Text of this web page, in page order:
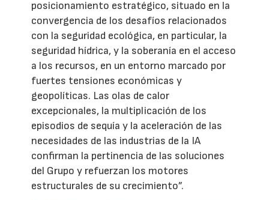
posicionamiento estratégico, situado en la
convergencia de los desafíos relacionados
con la seguridad ecológica, en particular, la
seguridad hídrica, y la soberanía en el acceso
a los recursos, en un entorno marcado por
fuertes tensiones económicas y
geopolíticas. Las olas de calor
excepcionales, la multiplicación de los
episodios de sequía y la aceleración de las
necesidades de las industrias de la IA
confirman la pertinencia de las soluciones
del Grupo y refuerzan los motores
estructurales de su crecimiento”.